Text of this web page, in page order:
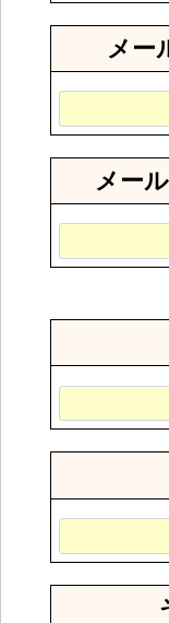
メー
メー